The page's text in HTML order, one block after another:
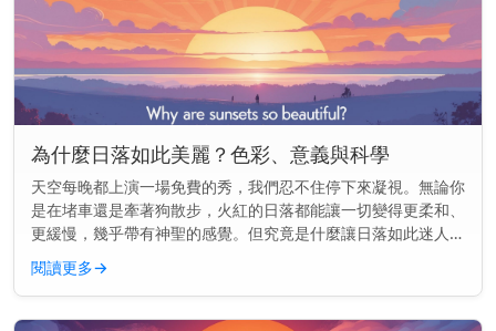
為什麼日落如此美麗？色彩、意義與科學
天空每晚都上演一場免費的秀，我們忍不住停下來凝視。無論你
是在堵車還是牽著狗散步，火紅的日落都能讓一切變得更柔和、
更緩慢，幾乎帶有神聖的感覺。但究竟是什麼讓日落如此迷人
——為什麼它們似乎能觸動我們內心深處的某些東西？ 主要見
解： 日落之所以美...
閱讀更多→